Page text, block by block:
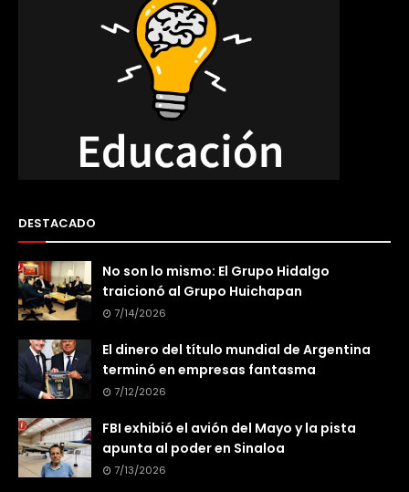
DESTACADO
No son lo mismo: El Grupo Hidalgo
traicionó al Grupo Huichapan
7/14/2026
El dinero del título mundial de Argentina
terminó en empresas fantasma
7/12/2026
FBI exhibió el avión del Mayo y la pista
apunta al poder en Sinaloa
7/13/2026